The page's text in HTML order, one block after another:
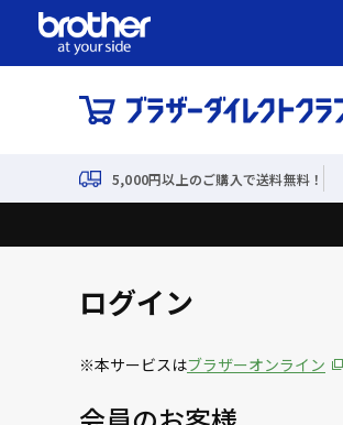
5,000円以上のご購入で送料無料！
ログイン
※本サービスはブラザーオンライン